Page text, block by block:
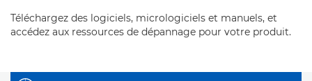
Téléchargez des logiciels, micrologiciels et manuels, et
accédez aux ressources de dépannage pour votre produit.